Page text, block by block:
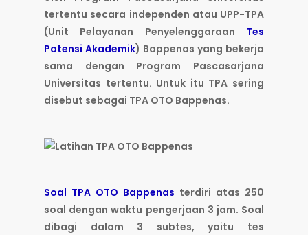
tertentu secara independen atau UPP-TPA
(Unit Pelayanan Penyelenggaraan Tes
Potensi Akademik) Bappenas yang bekerja
sama dengan Program Pascasarjana
Universitas tertentu. Untuk itu TPA sering
disebut sebagai TPA OTO Bappenas.
Soal TPA OTO Bappenas terdiri atas 250
soal dengan waktu pengerjaan 3 jam. Soal
dibagi dalam 3 subtes, yaitu tes